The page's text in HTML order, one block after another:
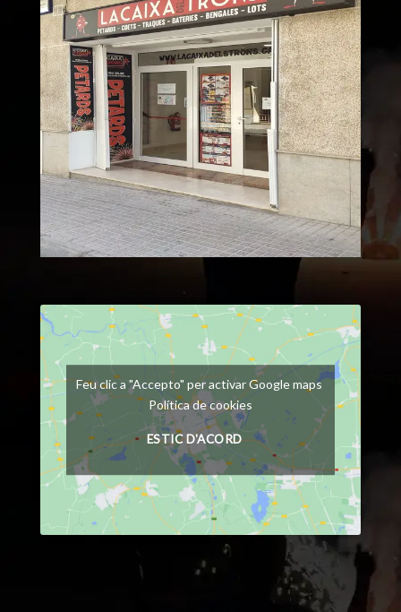
Feu clic a "Accepto" per activar Google maps
Política de cookies
ESTIC D'ACORD